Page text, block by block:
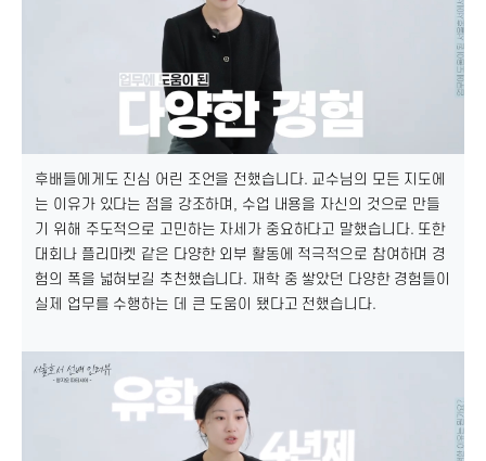
후배들에게도 진심 어린 조언을 전했습니다. 교수님의 모든 지도에
는 이유가 있다는 점을 강조하며, 수업 내용을 자신의 것으로 만들
기 위해 주도적으로 고민하는 자세가 중요하다고 말했습니다. 또한
대회나 플리마켓 같은 다양한 외부 활동에 적극적으로 참여하며 경
험의 폭을 넓혀보길 추천했습니다. 재학 중 쌓았던 다양한 경험들이
실제 업무를 수행하는 데 큰 도움이 됐다고 전했습니다.